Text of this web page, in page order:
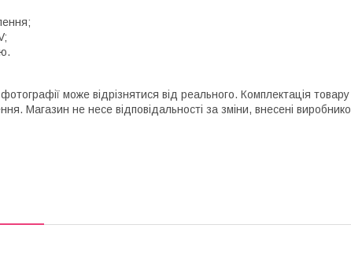
фотографії може відрізнятися від реального. Комплектація
Магазин не несе відповідальності за зміни, внесені